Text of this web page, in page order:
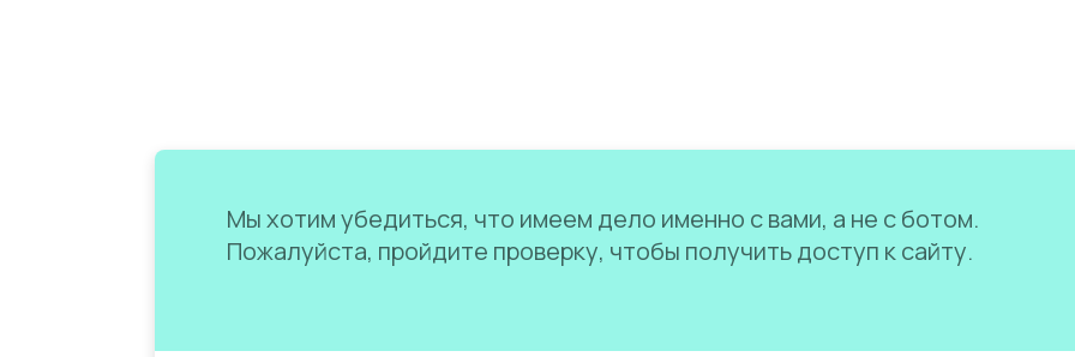
Мы хотим убедиться, что имеем дело именно с вами, а не с ботом.
Пожалуйста, пройдите проверку, чтобы получить доступ к сайту.